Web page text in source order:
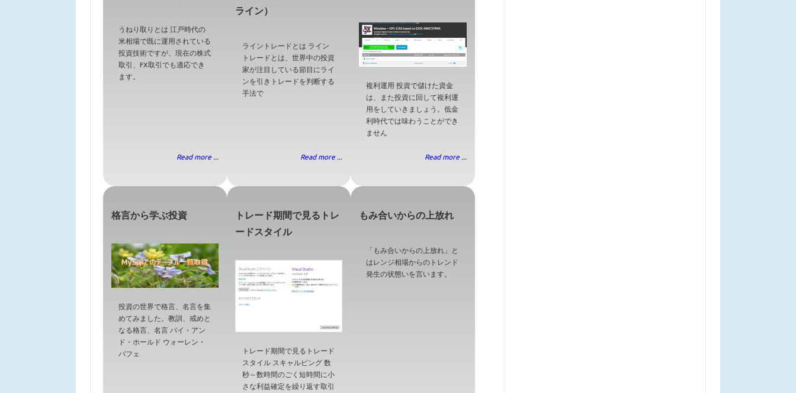
うねり取りとは 江戸時代の
米相場で既に運用されている
投資技術ですが、現在の株式
取引、FX取引でも適応でき
ます。
Read more ...
ライン）
ライントレードとは ライン
トレードとは、世界中の投資
家が注目している節目にライ
ンを引きトレードを判断する
手法で
Read more ...
複利運用 投資で儲けた資金
は、また投資に回して複利運
用をしていきましょう。低金
利時代では味わうことができ
ません
Read more ...
格言から学ぶ投資
投資の世界で格言、名言を集
めてみました。教訓、戒めと
なる格言、名言 バイ・アン
ド・ホールド ウォーレン・
バフェ
トレード期間で見るトレ
ードスタイル
トレード期間で見るトレード
スタイル スキャルピング 数
秒～数時間のごく短時間に小
さな利益確定を繰り返す取引
もみ合いからの上放れ
「もみ合いからの上放れ」と
はレンジ相場からのトレンド
発生の状態いを言います。